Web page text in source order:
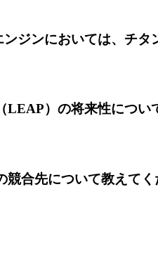
ジンにおいては、チタ
LEAP）の将来性につい
合先について教えてく